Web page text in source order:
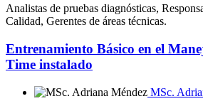
Analistas de pruebas diagnósticas,
Calidad, Gerentes de áreas técnicas.
Entrenamiento Básico en el
Time instalado
MSc.